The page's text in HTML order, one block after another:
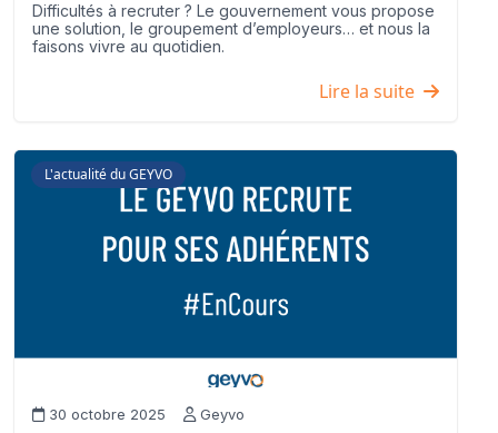
Difficultés à recruter ? Le gouvernement vous propose
une solution, le groupement d’employeurs… et nous la
faisons vivre au quotidien.
Lire la suite
L'actualité du GEYVO
30 octobre 2025 Geyvo